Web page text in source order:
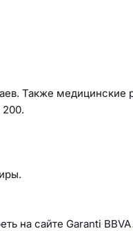
Также медицинские
на сайте Garanti BBVA.